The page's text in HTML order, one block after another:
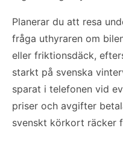
Planerar du att resa
fråga uthyraren om
eller friktionsdäck,
starkt på svenska
sparat i telefonen vid
priser och avgifter
svenskt körkort räcker